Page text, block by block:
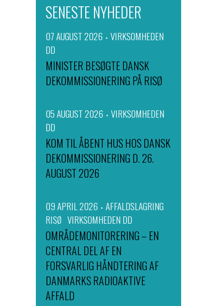
SENESTE NYHEDER
07 AUGUST 2026
VIRKSOMHEDEN
DD
MINISTER BESØGTE DANSK
DEKOMMISSIONERING PÅ RISØ
05 AUGUST 2026
VIRKSOMHEDEN
DD
KOM TIL ÅBENT HUS HOS DANSK
DEKOMMISSIONERING D. 26.
AUGUST 2026
09 APRIL 2026
AFFALDSLAGRING
RISØ VIRKSOMHEDEN DD
OMRÅDEMONITORERING – EN
CENTRAL DEL AF EN
FORSVARLIG HÅNDTERING AF
DANMARKS RADIOAKTIVE
AFFALD